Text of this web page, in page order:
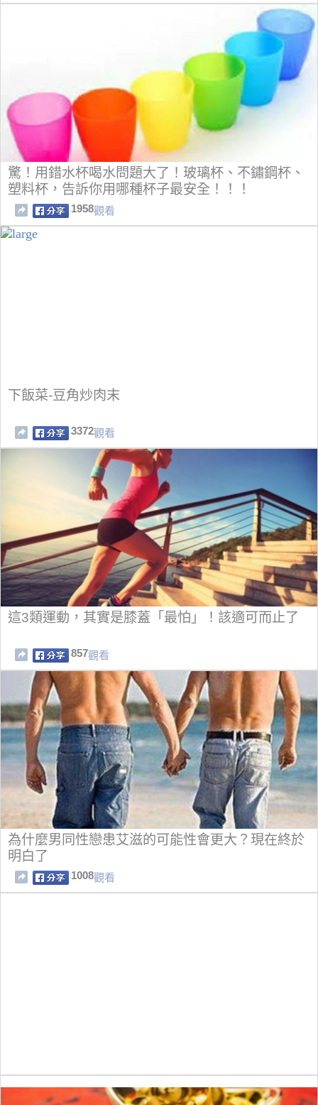
驚！用錯水杯喝水問題大了！玻璃杯、不鏽鋼杯、
塑料杯，告訴你用哪種杯子最安全！！！
1958觀看
下飯菜-豆角炒肉末
3372觀看
這3類運動，其實是膝蓋「最怕」！該適可而止了
857觀看
為什麼男同性戀患艾滋的可能性會更大？現在終於
明白了
1008觀看